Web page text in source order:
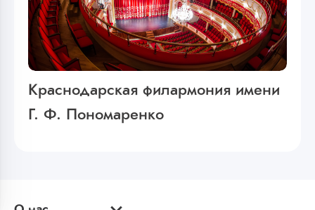
Краснодарская филармония имени
Г. Ф. Пономаренко